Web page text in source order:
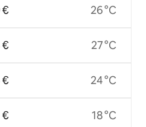
€
€
€
€
26 °C
27 °C
24 °C
18 °C